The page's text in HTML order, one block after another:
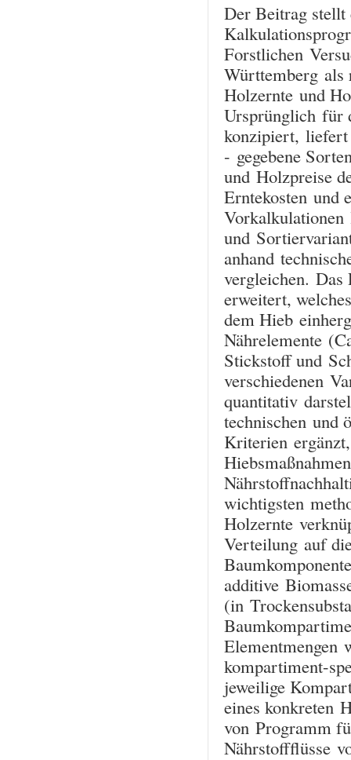
Der Beitrag stellt
Forstlichen
Württemberg als
Holzernte und
Ursprünglich für
konzipiert, liefert
- gegebene
und Holzpreise
Erntekosten und
Vorkalkulationen
und
anhand
vergleichen.
erweitert,
dem Hieb
Nährelemente
Stickstoff und
verschiedenen
quantitativ
technischen und
Kriterien
wichtigsten
Holzernte
Verteilung auf
additive
(in
Elementmengen
kompartiment-
jeweilige
eines konkreten
von Programm
Nährstoffflüsse